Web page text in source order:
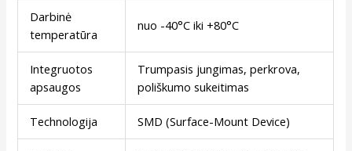
Darbinė
temperatūra
nuo -40°C iki +80°C
Integruotos
apsaugos
Trumpasis jungimas, perkrova,
poliškumo sukeitimas
Technologija SMD (Surface-Mount Device)